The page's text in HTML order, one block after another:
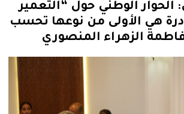
الحوار الوطني حول “التعمير
هي الأولى من نوعها تحسب
فاطمة الزهراء المنصوري